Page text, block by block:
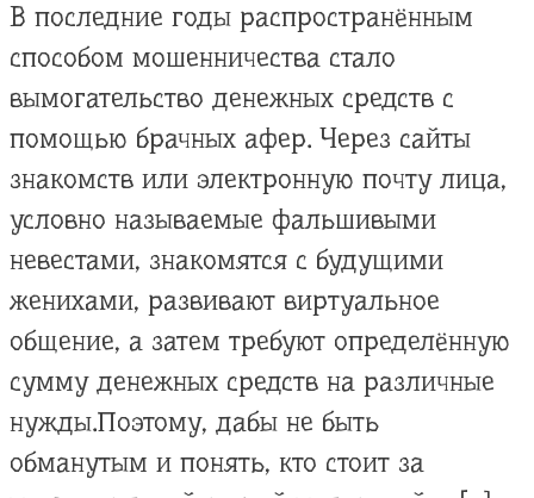
В последние годы распространённым
способом мошенничества стало
вымогательство денежных средств с
помощью брачных афер. Через сайты
знакомств или электронную почту лица,
условно называемые фальшивыми
невестами, знакомятся с будущими
женихами, развивают виртуальное
общение, а затем требуют определённую
сумму денежных средств на различные
нужды.Поэтому, дабы не быть
обманутым и понять, кто стоит за